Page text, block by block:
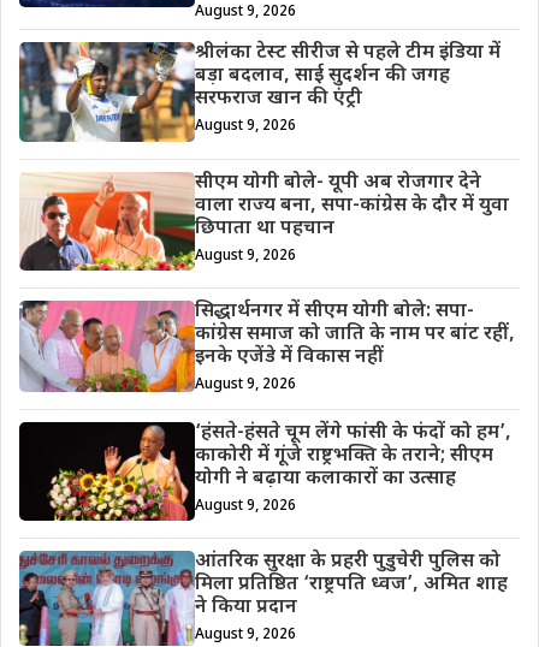
August 9, 2026
श्रीलंका टेस्ट सीरीज से पहले टीम इंडिया में
बड़ा बदलाव, साई सुदर्शन की जगह
सरफराज खान की एंट्री
August 9, 2026
सीएम योगी बोले- यूपी अब रोजगार देने
वाला राज्य बना, सपा-कांग्रेस के दौर में युवा
छिपाता था पहचान
August 9, 2026
सिद्धार्थनगर में सीएम योगी बोले: सपा-
कांग्रेस समाज को जाति के नाम पर बांट रहीं,
इनके एजेंडे में विकास नहीं
August 9, 2026
‘हंसते-हंसते चूम लेंगे फांसी के फंदों को हम’,
काकोरी में गूंजे राष्ट्रभक्ति के तराने; सीएम
योगी ने बढ़ाया कलाकारों का उत्साह
August 9, 2026
आंतरिक सुरक्षा के प्रहरी पुडुचेरी पुलिस को
मिला प्रतिष्ठित ‘राष्ट्रपति ध्वज’, अमित शाह
ने किया प्रदान
August 9, 2026